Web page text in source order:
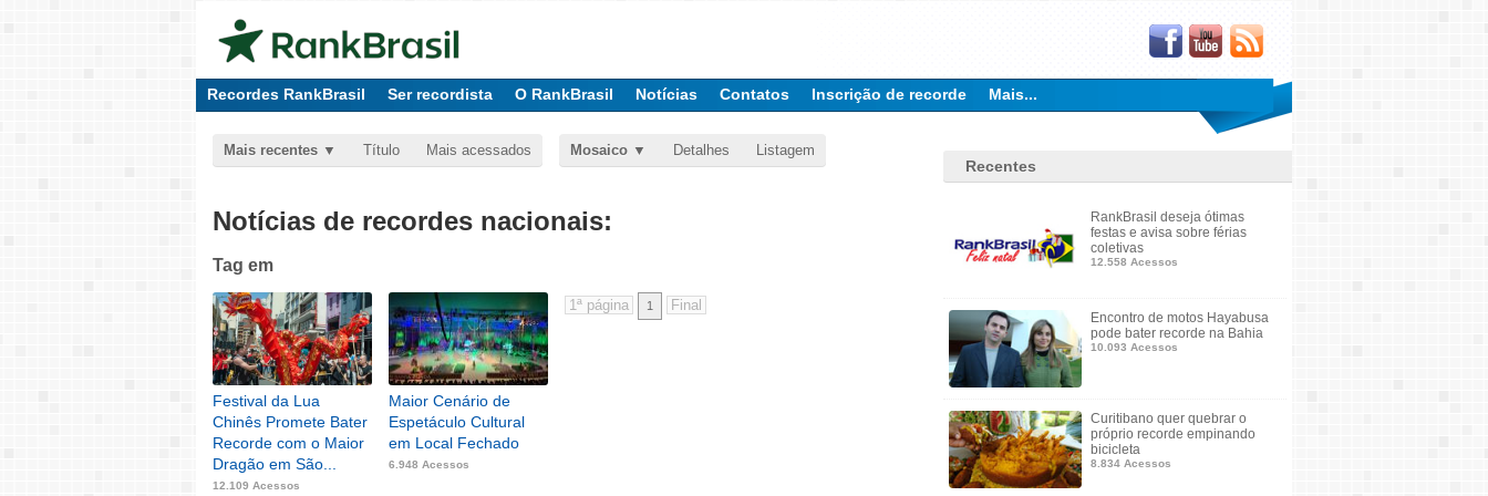
Recordes RankBrasil Ser recordista O RankBrasil Notícias Contatos Inscrição de recorde Mais...
Mais recentes Título Mais acessados Mosaico Detalhes Listagem
Notícias de recordes nacionais:
Tag em
Festival da Lua
Chinês Promete Bater
Recorde com o Maior
Dragão em São...
12.109 Acessos
Maior Cenário de
Espetáculo Cultural
em Local Fechado
6.948 Acessos
1
Recentes
RankBrasil deseja ótimas
festas e avisa sobre férias
coletivas
12.558 Acessos
Encontro de motos Hayabusa
pode bater recorde na Bahia
10.093 Acessos
Curitibano quer quebrar o
próprio recorde empinando
bicicleta
8.834 Acessos